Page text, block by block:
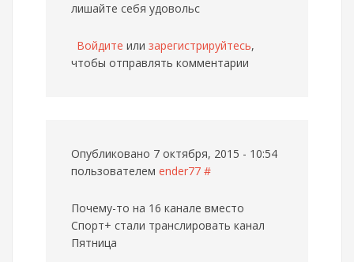
лишайте себя удовольс
Войдите или зарегистрируйтесь,
чтобы отправлять комментарии
Опубликовано 7 октября, 2015 - 10:54
пользователем ender77 #
Почему-то на 16 канале вместо
Спорт+ стали транслировать канал
Пятница